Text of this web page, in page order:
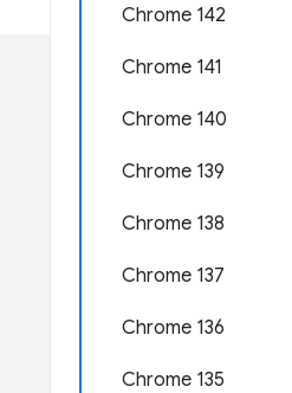
Chrome 142
Chrome 141
Chrome 140
Chrome 139
Chrome 138
Chrome 137
Chrome 136
Chrome 135